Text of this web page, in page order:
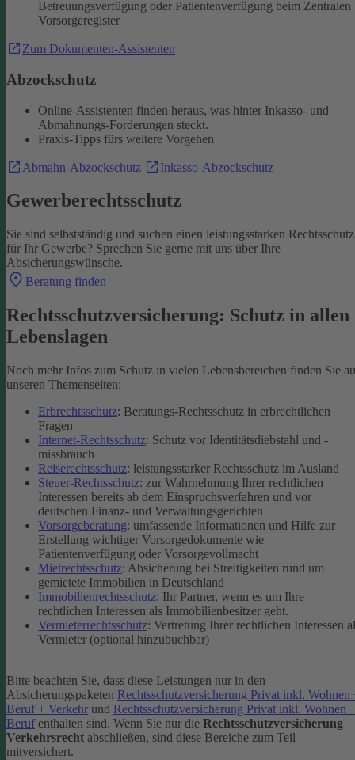
Betreuungsverfügung oder Patientenverfügung beim Zentralen
Vorsorgeregister
Zum Dokumenten-Assistenten
Abzockschutz
Online-Assistenten finden heraus, was hinter Inkasso- und
Abmahnungs-Forderungen steckt.
Praxis-Tipps fürs weitere Vorgehen
Abmahn-Abzockschutz Inkasso-Abzockschutz
Gewerberechtsschutz
Sie sind selbstständig und suchen einen leistungsstarken Rechtsschutz
für Ihr Gewerbe? Sprechen Sie gerne mit uns über Ihre
Absicherungswünsche.
Beratung finden
Rechtsschutzversicherung: Schutz in allen
Lebenslagen
Noch mehr Infos zum Schutz in vielen Lebensbereichen finden Sie
unseren Themenseiten:
Erbrechtsschutz: Beratungs-Rechtsschutz in erbrechtlichen
Fragen
Internet-Rechtsschutz: Schutz vor Identitätsdiebstahl und -
missbrauch
Reiserechtsschutz: leistungsstarker Rechtsschutz im Ausland
Steuer-Rechtsschutz: zur Wahrnehmung Ihrer rechtlichen
Interessen bereits ab dem Einspruchsverfahren und vor
deutschen Finanz- und Verwaltungsgerichten
Vorsorgeberatung: umfassende Informationen und Hilfe zur
Erstellung wichtiger Vorsorgedokumente wie
Patientenverfügung oder Vorsorgevollmacht
Mietrechtsschutz: Absicherung bei Streitigkeiten rund um
gemietete Immobilien in Deutschland
Immobilienrechtsschutz: Ihr Partner, wenn es um Ihre
rechtlichen Interessen als Immobilienbesitzer geht.
Vermieterrechtsschutz: Vertretung Ihrer rechtlichen Interessen
Vermieter (optional hinzubuchbar)
Bitte beachten Sie, dass diese Leistungen nur in den
Absicherungspaketen Rechtsschutzversicherung Privat inkl. Wohnen
Beruf + Verkehr und Rechtsschutzversicherung Privat inkl. Wohnen
Beruf enthalten sind. Wenn Sie nur die Rechtsschutzversicherung
Verkehrsrecht abschließen, sind diese Bereiche zum Teil
mitversichert.